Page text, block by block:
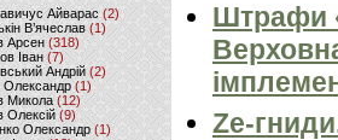
Айварас (2)
В’ячеслав(1)
Арсен (318)
Іван (7)
Андрій(2)
Олександр (1)
Микола (12)
Олексій (9)
Олександр(1)
Штрафи
Ze-